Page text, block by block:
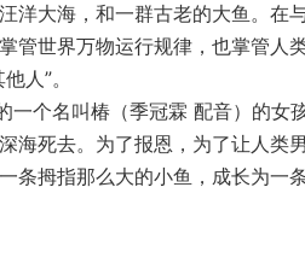
大海，和一群古老的大鱼。在
管世界万物运行规律，也掌管人
人”。
个名叫椿（季冠霖 配音）的女
海死去。为了报恩，为了让人类
拇指那么大的小鱼，成长为一